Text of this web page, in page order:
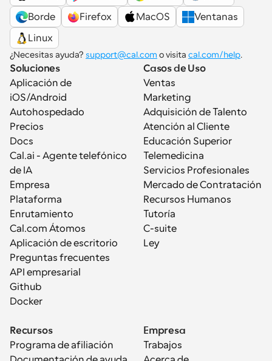
Borde
Firefox MacOS
Ventanas
Linux
¿Necesitas ayuda? support@cal.com o visita cal.com/help.
Soluciones
Aplicación de
iOS/Android
Autohospedado
Precios
Docs
Cal.ai - Agente telefónico
de IA
Empresa
Plataforma
Enrutamiento
Cal.com Átomos
Aplicación de escritorio
Preguntas frecuentes
API empresarial
Github
Docker
Casos de Uso
Ventas
Marketing
Adquisición de Talento
Atención al Cliente
Educación Superior
Telemedicina
Servicios Profesionales
Mercado de Contratación
Recursos Humanos
Tutoría
C-suite
Ley
Recursos
Programa de afiliación
Empresa
Trabajos